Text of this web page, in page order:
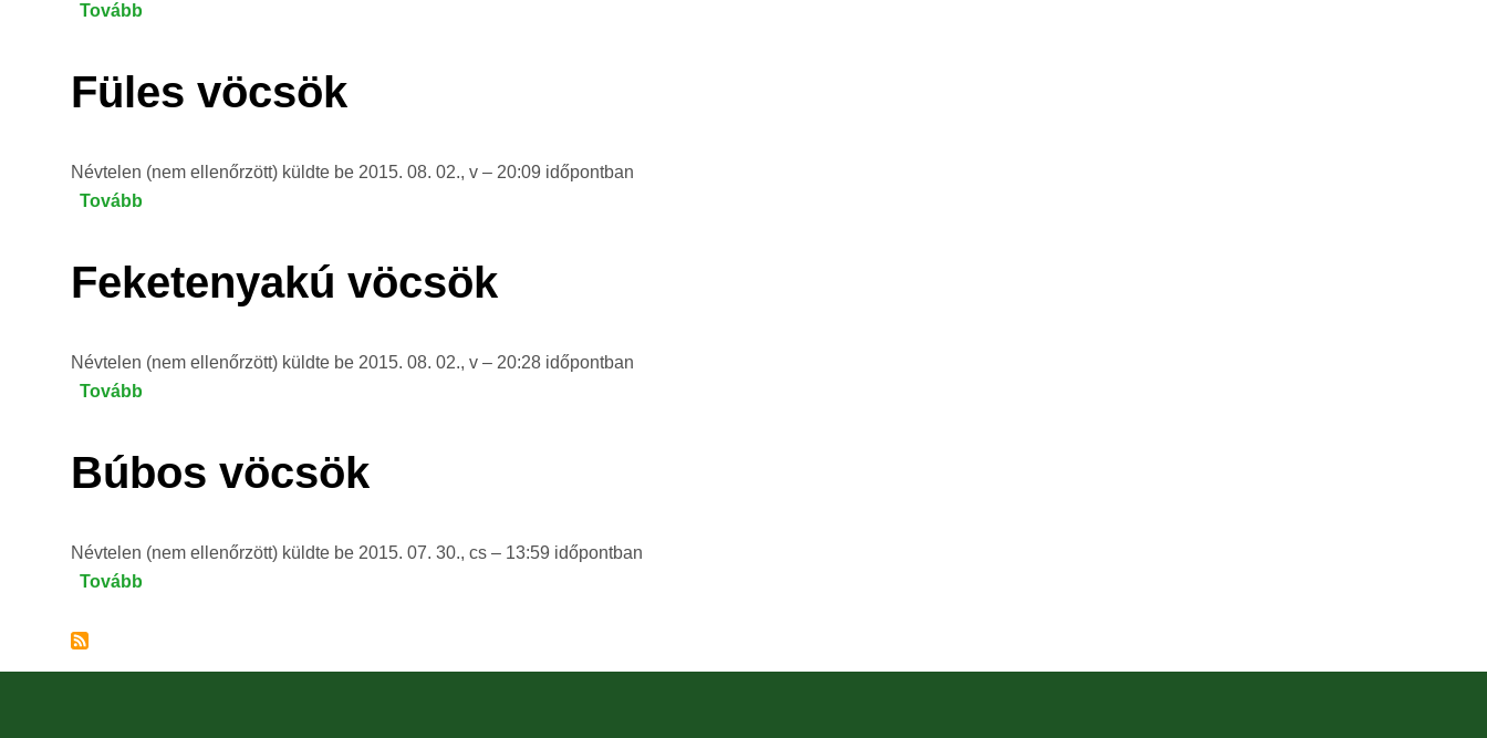
Tovább
Füles vöcsök
Névtelen (nem ellenőrzött) küldte be 2015. 08. 02., v – 20:09 időpontban
Tovább
Feketenyakú vöcsök
Névtelen (nem ellenőrzött) küldte be 2015. 08. 02., v – 20:28 időpontban
Tovább
Búbos vöcsök
Névtelen (nem ellenőrzött) küldte be 2015. 07. 30., cs – 13:59 időpontban
Tovább